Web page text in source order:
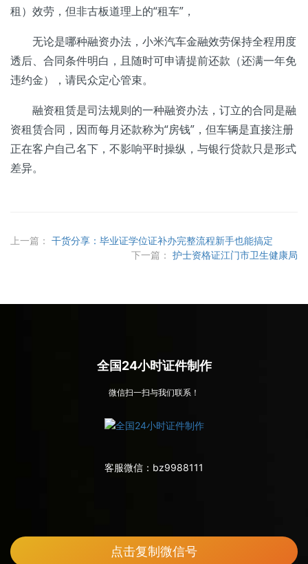
租）效劳，但非古板道理上的“租车”，
无论是哪种融资办法，小米汽车金融效劳保持全程用度
透后、合同条件明白，且随时可申请提前还款（还满一年免
违约金），请民众定心管束。
融资租赁是司法规则的一种融资办法，订立的合同是融
资租赁合同，因而每月还款称为“房钱”，但车辆是直接注册
正在客户自己名下，不影响平时操纵，与银行贷款只是形式
差异。
上一篇： 干货分享：毕业证学位证补办完整流程新手也能搞定
下一篇： 护士资格证江门市卫生健康局
全国24小时证件制作
微信扫一扫与我们联系！
客服微信： bz9988111
点击复制微信号